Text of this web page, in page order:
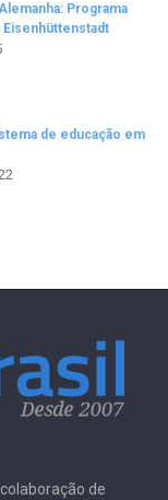
Programa
Eisenhüttenstadt
de educação em
de